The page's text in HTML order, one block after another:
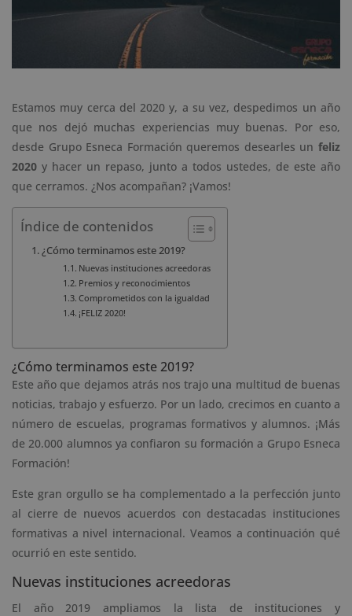
Estamos muy cerca del 2020 y, a su vez, despedimos un año
que nos dejó muchas experiencias muy buenas. Por eso,
desde Grupo Esneca Formación queremos desearles un feliz
2020 y hacer un repaso, junto a todos ustedes, de este año
que cerramos. ¿Nos acompañan? ¡Vamos!
Índice de contenidos
¿Cómo terminamos este 2019?
Nuevas instituciones acreedoras
Premios y reconocimientos
Comprometidos con la igualdad
¡FELIZ 2020!
¿Cómo terminamos este 2019?
Este año que dejamos atrás nos trajo una multitud de buenas
noticias, trabajo y esfuerzo. Por un lado, crecimos en cuanto a
número de escuelas, programas formativos y alumnos. ¡Más
de 20.000 alumnos ya confiaron su formación a Grupo Esneca
Formación!
Este gran orgullo se ha complementado a la perfección junto
al cierre de nuevos acuerdos con destacadas instituciones
formativas a nivel internacional. Veamos a continuación qué
ocurrió en este sentido.
Nuevas instituciones acreedoras
El año 2019 ampliamos la lista de instituciones y